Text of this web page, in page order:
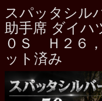
スパッタシル
助手席 ダイハ
０Ｓ Ｈ２６
ット済み